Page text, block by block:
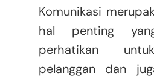
Komunikasi
hal penting
perhatikan
pelanggan dan